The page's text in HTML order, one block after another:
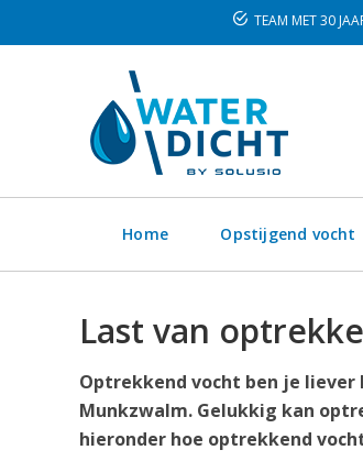
TEAM MET 30
Home Opstijgend vocht
Last van
Optrekkend vocht ben je
Munkzwalm. Gelukkig kan
hieronder hoe optrekkend